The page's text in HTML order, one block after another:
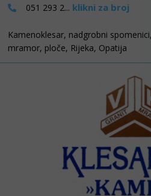
051 293 2... klikni za broj
Kamenoklesar, nadgrobni
mramor, ploče, Rijeka, Opatija